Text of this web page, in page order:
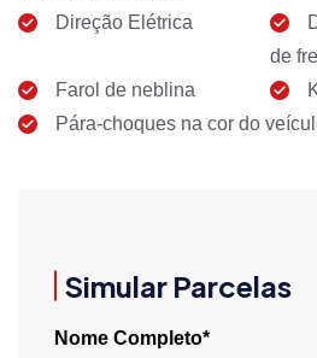
Direção Elétrica
de
Farol de neblina
Pára-choques na cor do
Simular Parcelas
Nome Completo*